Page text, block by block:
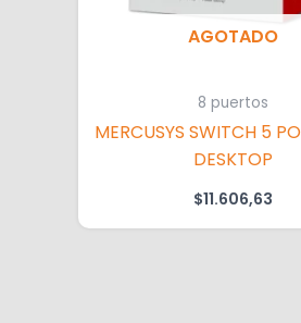
AGOTADO
8 puertos
MERCUSYS SWITCH 5
DESKTOP
$11.606,63